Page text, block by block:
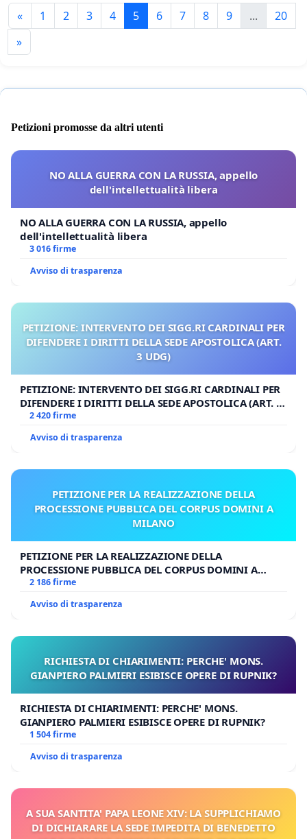
« 1 2 3 4 5 6 7 8 9 ...
20
»
Petizioni promosse da altri utenti
NO ALLA GUERRA CON LA RUSSIA, appello
dell'intellettualità libera
NO ALLA GUERRA CON LA RUSSIA, appello
dell'intellettualità libera
3 016 firme
Avviso di trasparenza
PETIZIONE: INTERVENTO DEI SIGG.RI CARDINALI PER
DIFENDERE I DIRITTI DELLA SEDE APOSTOLICA (ART.
3 UDG)
PETIZIONE: INTERVENTO DEI SIGG.RI CARDINALI PER
DIFENDERE I DIRITTI DELLA SEDE APOSTOLICA (ART. 3
UDG)
2 420 firme
Avviso di trasparenza
PETIZIONE PER LA REALIZZAZIONE DELLA
PROCESSIONE PUBBLICA DEL CORPUS DOMINI A
MILANO
PETIZIONE PER LA REALIZZAZIONE DELLA
PROCESSIONE PUBBLICA DEL CORPUS DOMINI A
MILANO
2 186 firme
Avviso di trasparenza
RICHIESTA DI CHIARIMENTI: PERCHE' MONS.
GIANPIERO PALMIERI ESIBISCE OPERE DI RUPNIK?
RICHIESTA DI CHIARIMENTI: PERCHE' MONS.
GIANPIERO PALMIERI ESIBISCE OPERE DI RUPNIK?
1 504 firme
Avviso di trasparenza
A SUA SANTITA' PAPA LEONE XIV: LA SUPPLICHIAMO
DI DICHIARARE LA SEDE IMPEDITA DI BENEDETTO